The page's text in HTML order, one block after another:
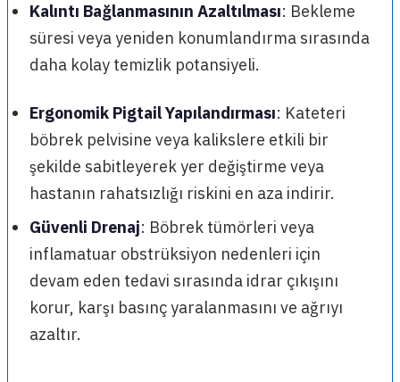
Kalıntı Bağlanmasının Azaltılması: Bekleme
süresi veya yeniden konumlandırma sırasında
daha kolay temizlik potansiyeli.
Ergonomik Pigtail Yapılandırması: Kateteri
böbrek pelvisine veya kalikslere etkili bir
şekilde sabitleyerek yer değiştirme veya
hastanın rahatsızlığı riskini en aza indirir.
Güvenli Drenaj: Böbrek tümörleri veya
inflamatuar obstrüksiyon nedenleri için
devam eden tedavi sırasında idrar çıkışını
korur, karşı basınç yaralanmasını ve ağrıyı
azaltır.